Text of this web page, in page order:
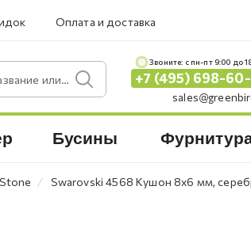
Оплата и доставка
или артикул.
Звоните: c пн-пт 9:00 до
+7 (495) 698-
Бусины
⁄ Swarovski 4568 Кушон 8x6 мм,